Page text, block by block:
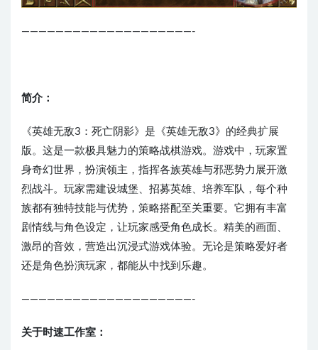
————————————————————-
简介：
《英雄无敌3：死亡阴影》是《英雄无敌3》的经典扩展
版。这是一款极具魅力的策略战棋游戏。游戏中，玩家置
身奇幻世界，扮演领主，指挥各族英雄与邪恶势力展开激
烈战斗。玩家需建设城堡、招募英雄、培养军队，每个种
族都有独特技能与优势，策略搭配至关重要。它拥有丰富
剧情线与角色设定，让玩家感受角色成长。精美的画面、
激昂的音效，营造出沉浸式游戏体验。无论是策略爱好者
还是角色扮演玩家，都能从中找到乐趣。
————————————————————-
关于时速工作室：